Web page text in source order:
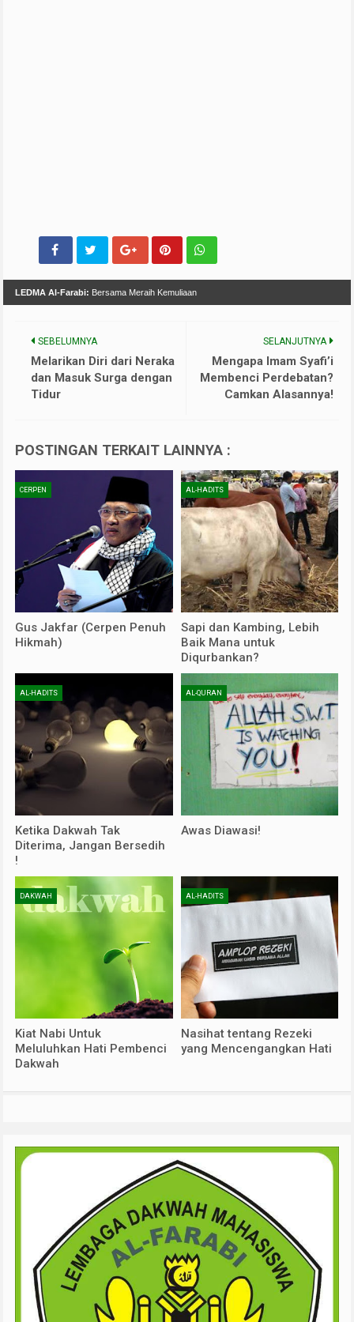
LEDMA Al-Farabi: Bersama Meraih Kemuliaan
SELANJUTNYA
Mengapa Imam Syafi’i
Membenci Perdebatan?
Camkan Alasannya!
SEBELUMNYA
Melarikan Diri dari Neraka
dan Masuk Surga dengan
Tidur
POSTINGAN TERKAIT LAINNYA :
CERPEN
Gus Jakfar (Cerpen Penuh
Hikmah)
AL-HADITS
Sapi dan Kambing, Lebih
Baik Mana untuk
Diqurbankan?
AL-HADITS
Ketika Dakwah Tak
Diterima, Jangan Bersedih
!
AL-QURAN
Awas Diawasi!
DAKWAH
Kiat Nabi Untuk
Meluluhkan Hati Pembenci
Dakwah
AL-HADITS
Nasihat tentang Rezeki
yang Mencengangkan Hati